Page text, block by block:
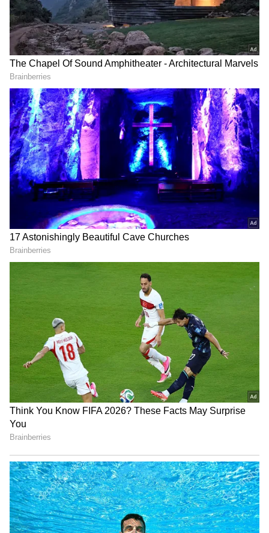
Iran-US: అమెరికాకు ఇరాన్
అల్టిమేటం.. ఈ షరతులకు
ఒప్పుకుంటేనే హర్మూజ్ జలసంధి
తెరుస్తాం
న‌న్ను అరెస్ట్ చేస్తే, మా ప్ర‌త్యేక
ద‌ళాలు రంగంలోకి దిగుతాయి..
ఇజ్రాయెల్ ప్ర‌ధాని సంచ‌ల‌న
వ్యాఖ్య‌లు
LATEST VIDEOS
తహసీల్దార్ కార్యాలయంలో సడన్ ఎంట్రీ
ఇచ్చిన సీఎం చంద్రబాబు| CM
Chandrababu Kaikaluru Tour
ఏపీ రానున్న గాల్లో ఎగిరే ట్యాక్సీ టెస్ట్ డ్రైవ్
చేసిన మంత్రి | Asianet News Telugu